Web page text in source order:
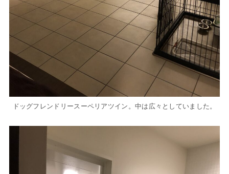
ドッグフレンドリースーペリアツイン。中は広々としていました。